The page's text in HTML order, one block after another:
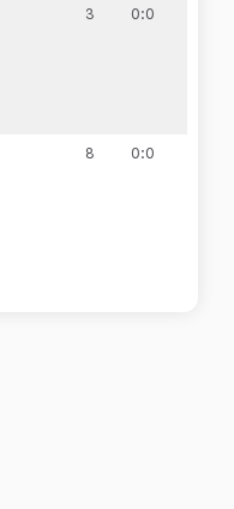
3 0:0
8 0:0